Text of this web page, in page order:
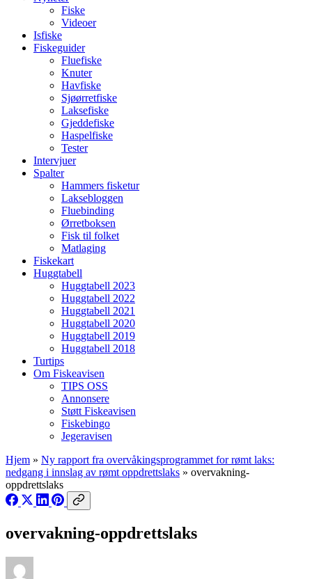
Fiske
Videoer
Isfiske
Fiskeguider
Fluefiske
Knuter
Havfiske
Sjøørretfiske
Laksefiske
Gjeddefiske
Haspelfiske
Tester
Intervjuer
Spalter
Hammers fisketur
Laksebloggen
Fluebinding
Ørretboksen
Fisk til folket
Matlaging
Fiskekart
Huggtabell
Huggtabell 2023
Huggtabell 2022
Huggtabell 2021
Huggtabell 2020
Huggtabell 2019
Huggtabell 2018
Turtips
Om Fiskeavisen
TIPS OSS
Annonsere
Støtt Fiskeavisen
Fiskebingo
Jegeravisen
Hjem » Ny rapport fra overvåkingsprogrammet for rømt laks:
nedgang i innslag av rømt oppdrettslaks » overvakning-
oppdrettslaks
overvakning-oppdrettslaks